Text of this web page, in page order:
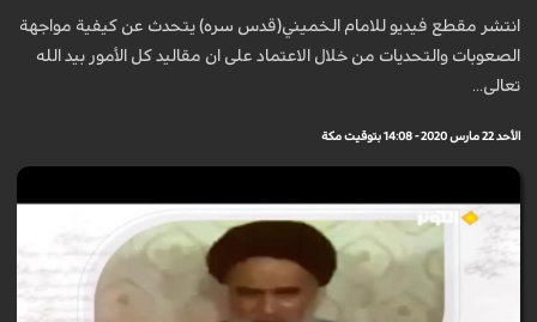
انتشر مقطع فيديو للامام الخميني(قدس سره) يتحدث عن كيفية مواجهة
الصعوبات والتحديات من خلال الاعتماد على ان مقاليد كل الأمور بيد الله
تعالى...
الأحد 22 مارس 2020 - 14:08 بتوقيت مكة